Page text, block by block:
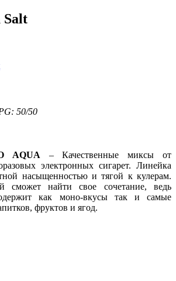
Salt
50/50
AQUA – Качественные миксы от
электронных сигарет. Линейка
насыщенностью и тягой к кулерам.
сможет найти свое сочетание, ведь
как моно-вкусы так и самые
фруктов и ягод.